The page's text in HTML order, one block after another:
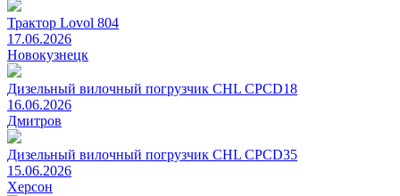
Трактор Lovol 804
17.06.2026
Новокузнецк
Дизельный вилочный погрузчик CHL CPCD18
16.06.2026
Дмитров
Дизельный вилочный погрузчик CHL CPCD35
15.06.2026
Херсон